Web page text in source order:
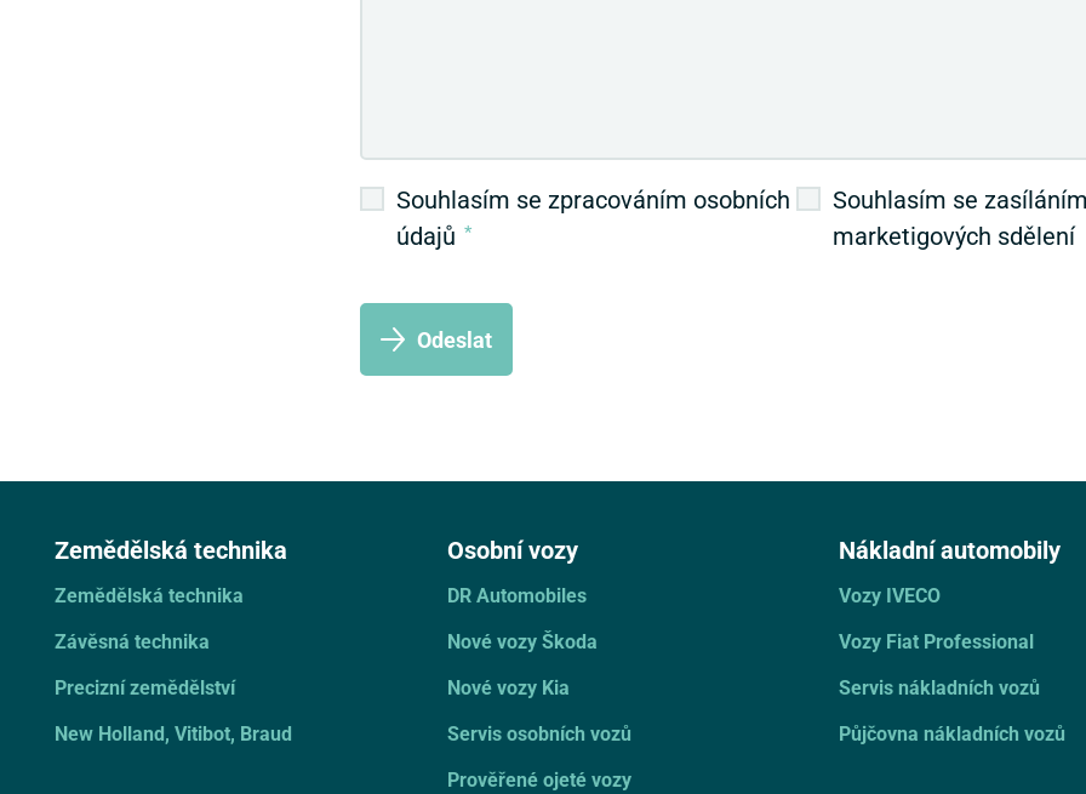
Souhlasím se zpracováním osobních
údajů *
Souhlasím se
marketigových sdělení
Odeslat
Zemědělská technika
Zemědělská technika
Závěsná technika
Precizní zemědělství
New Holland, Vitibot, Braud
Osobní vozy
DR Automobiles
Nové vozy Škoda
Nové vozy Kia
Servis osobních vozů
Prověřené ojeté vozy
Nákladní automobily
Vozy IVECO
Vozy Fiat Professional
Servis nákladních vozů
Půjčovna nákladních vozů